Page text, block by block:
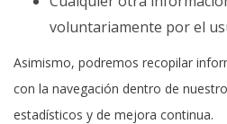
voluntariamente por el
Asimismo, podremos recopilar
con la navegación dentro de
estadísticos y de mejora continua.